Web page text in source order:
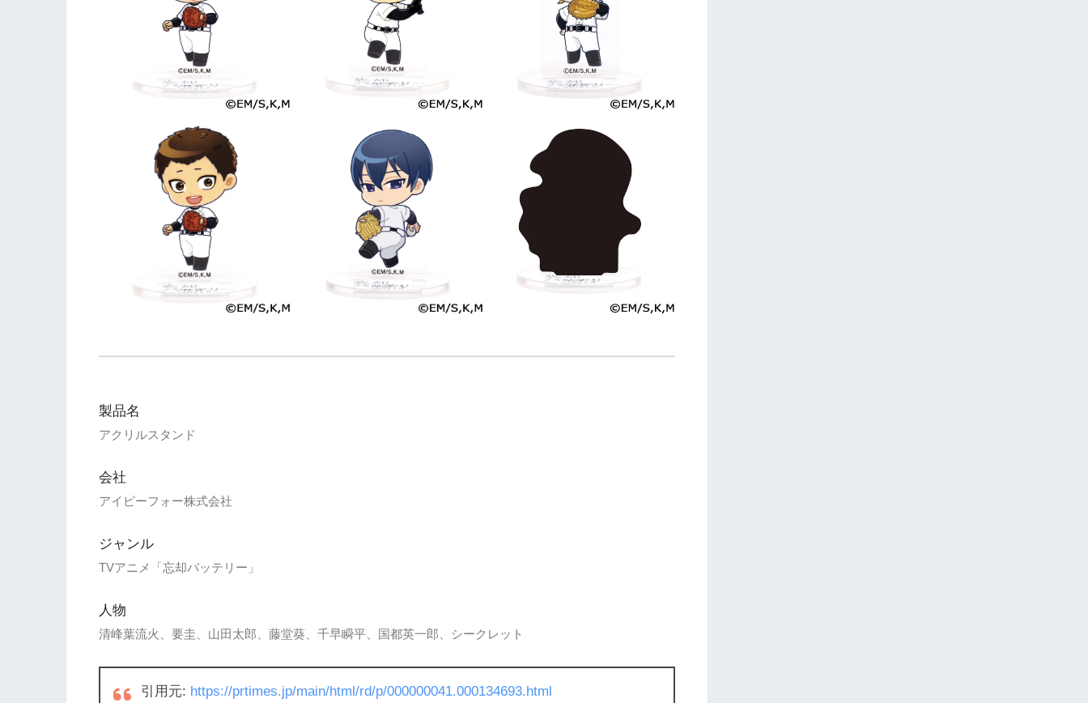
製品名
アクリルスタンド
会社
アイピーフォー株式会社
ジャンル
TVアニメ「忘却バッテリー」
人物
清峰葉流火、要圭、山田太郎、藤堂葵、千早瞬平、国都英一郎、シークレット
引用元: https://prtimes.jp/main/html/rd/p/000000041.000134693.html